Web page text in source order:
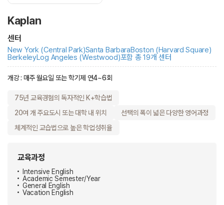
Kaplan
센터
New York (Central Park)Santa BarbaraBoston (Harvard Square)
BerkeleyLog Angeles (Westwood)포함 총 19개 센터
개강 : 매주 월요일 또는 학기제 연4~6회
75년 교육경험의 독자적인 K+학습법
20여 개 주요도시 또는 대학 내 위치
선택의 폭이 넓은 다양한 영어과정
체계적인 교습법으로 높은 학업성취율
교육과정
Intensive English
Academic Semester/Year
General English
Vacation English